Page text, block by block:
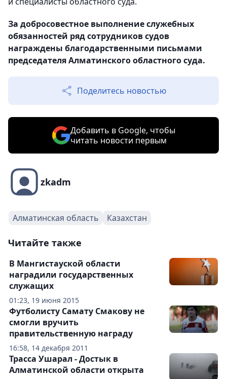
За добросовестное выполнение служебных
обязанностей ряд сотрудников судов
награждены благодарственными письмами
председателя Алматинского областного суда.
Поделитесь новостью
Добавить в Google, чтобы
читать новости первым
zkadm
Алматинская область Казахстан
Читайте также
01:23, 19 июня 2015
В Мангистауской области
наградили государственных
служащих
16:58, 14 декабря 2011
Футболисту Самату Смакову не
смогли вручить
правительственную награду
Трасса Ушарал - Достык в
Алматинской области открыта